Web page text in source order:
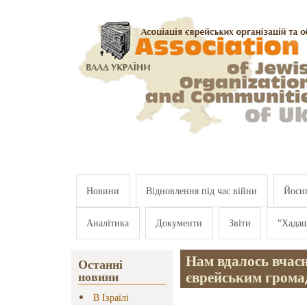
Новини Відновлення під час війни
Аналітика Документи Звіти
Останні
новини
В Ізраїлі
Нам вдалось
єврейським